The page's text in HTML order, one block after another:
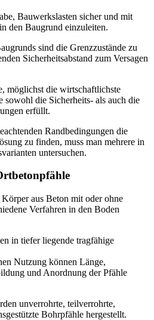
Bauwerkslasten sicher und mit
den Baugrund einzuleiten.
sind die Grenzzustände zu
Sicherheitsabstand zum Versagen
möglichst die wirtschaftlichste
die Sicherheits- als auch die
erfüllt.
Randbedingungen die
zu finden, muss man mehrere in
untersuchen.
aus Beton mit oder ohne
Verfahren in den Boden
in tiefer liegende tragfähige
Nutzung können Länge,
und Anordnung der Pfähle
unverrohrte, teilverrohrte,
Bohrpfähle hergestellt.